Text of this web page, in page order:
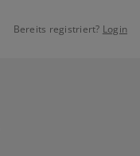
Bereits registriert? Login